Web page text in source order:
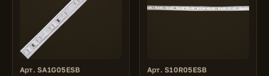
Арт. SA1G05ESB Арт. S10R05ESB